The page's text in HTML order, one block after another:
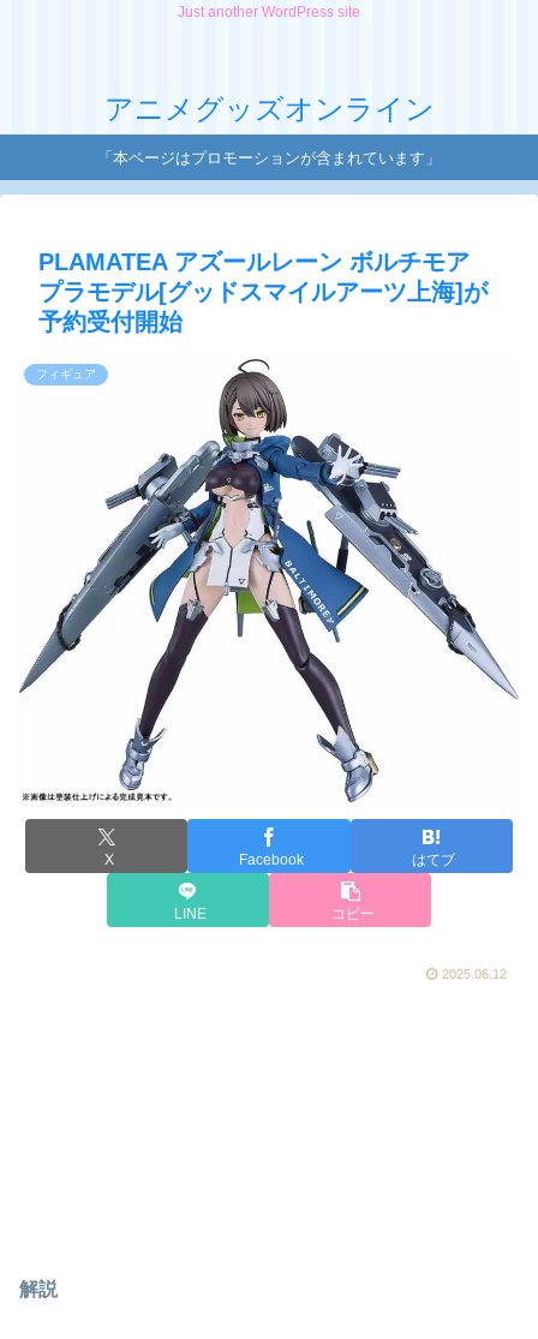
Just another WordPress site
アニメグッズオンライン
「本ページはプロモーションが含まれています」
PLAMATEA アズールレーン ボルチモア
プラモデル[グッドスマイルアーツ上海]が
予約受付開始
フィギュア
X Facebook はてブ
LINE コピー
2025.06.12
解説